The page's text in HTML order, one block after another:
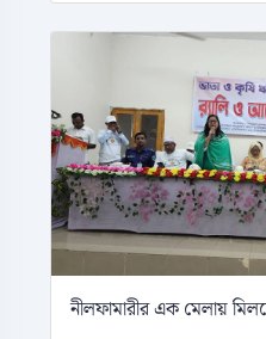
নীলফামারীর এক মেলায়